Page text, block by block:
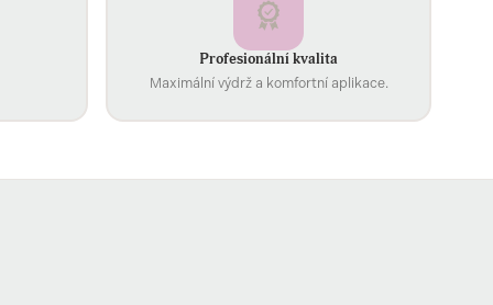
Profesionální kvalita
Maximální výdrž a komfortní aplikace.